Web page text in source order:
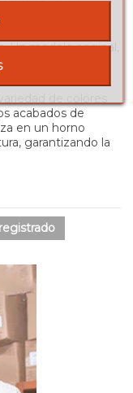
en la parte
Un modelo original,
del
acabados de
en un horno
garantizando la